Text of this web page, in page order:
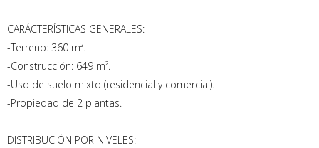
CARÁCTERÍSTICAS GENERALES:
-Terreno: 360 m².
-Construcción: 649 m².
-Uso de suelo mixto (residencial y comercial).
-Propiedad de 2 plantas.
DISTRIBUCIÓN POR NIVELES: